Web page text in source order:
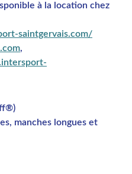
à la location chez
saintgervais.com/
,
manches longues et